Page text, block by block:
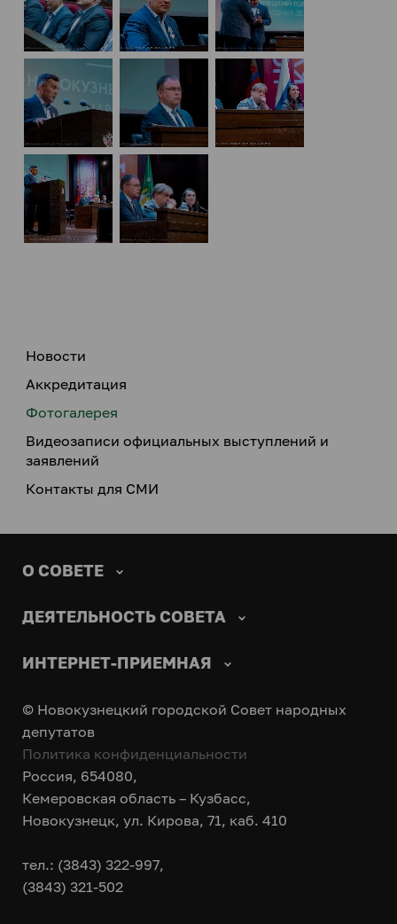
Новости
Аккредитация
Фотогалерея
Видеозаписи официальных выступлений и
заявлений
Контакты для СМИ
О СОВЕТЕ
ДЕЯТЕЛЬНОСТЬ СОВЕТА
ИНТЕРНЕТ-ПРИЕМНАЯ
© Новокузнецкий городской Совет народных
депутатов
Политика конфиденциальности
Россия, 654080,
Кемеровская область – Кузбасс,
Новокузнецк, ул. Кирова, 71, каб. 410
тел.: (3843) 322-997,
(3843) 321-502